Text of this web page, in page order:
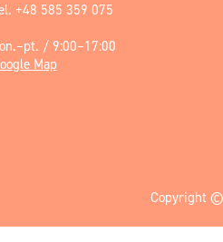
+48 585 359 075
/ 9:00–17:00
Map
Copyright ©